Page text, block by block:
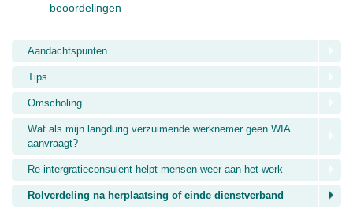
beoordelingen
Aandachtspunten
Tips
Omscholing
Wat als mijn langdurig verzuimende werknemer geen WIA
aanvraagt?
Re-intergratieconsulent helpt mensen weer aan het werk
Rolverdeling na herplaatsing of einde dienstverband